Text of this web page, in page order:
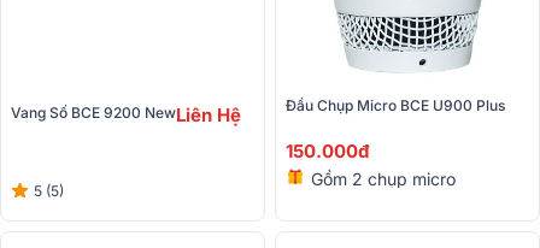
Vang Số BCE 9200 NewLiên Hệ
5 (5)
150.000đ
Gồm 2 chụp micro